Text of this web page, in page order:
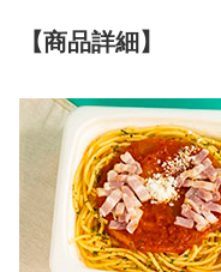
【商品詳細】